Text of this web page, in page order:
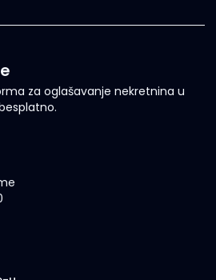
za oglašavanje nekretnina u